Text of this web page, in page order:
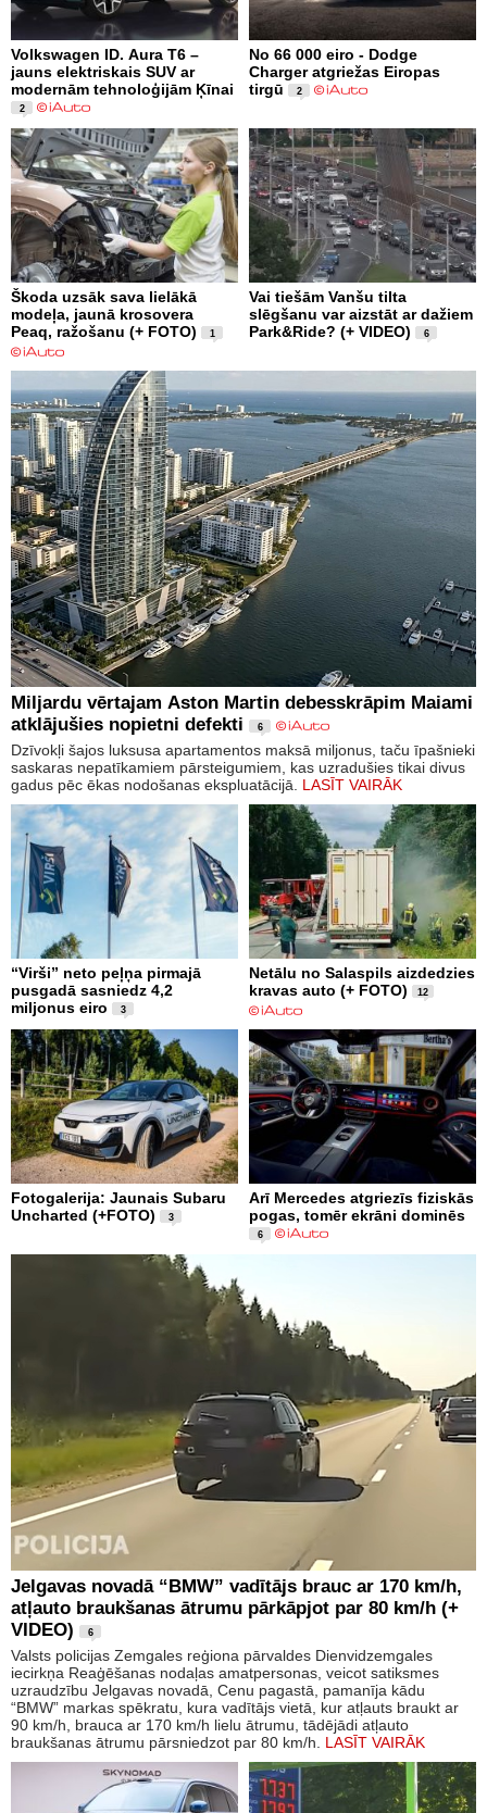
Volkswagen ID. Aura T6 –
jauns elektriskais SUV ar
modernām tehnoloģijām Ķīnai
2
No 66 000 eiro - Dodge
Charger atgriežas Eiropas
tirgū
2
Škoda uzsāk sava lielākā
modeļa, jaunā krosovera
Peaq, ražošanu (+ FOTO)
1
Vai tiešām Vanšu tilta
slēgšanu var aizstāt ar dažiem
Park&Ride? (+ VIDEO)
6
Miljardu vērtajam Aston Martin debesskrāpim Maiami
atklājušies nopietni defekti
6
Dzīvokļi šajos luksusa apartamentos maksā miljonus, taču īpašnieki
saskaras nepatīkamiem pārsteigumiem, kas uzradušies tikai divus
gadus pēc ēkas nodošanas ekspluatācijā. LASĪT VAIRĀK
“Virši” neto peļņa pirmajā
pusgadā sasniedz 4,2
miljonus eiro
3
Netālu no Salaspils aizdedzies
kravas auto (+ FOTO)
12
Fotogalerija: Jaunais Subaru
Uncharted (+FOTO)
3
Arī Mercedes atgriezīs fiziskās
pogas, tomēr ekrāni dominēs
6
Jelgavas novadā “BMW” vadītājs brauc ar 170 km/h,
atļauto braukšanas ātrumu pārkāpjot par 80 km/h (+
VIDEO)
6
Valsts policijas Zemgales reģiona pārvaldes Dienvidzemgales
iecirkņa Reaģēšanas nodaļas amatpersonas, veicot satiksmes
uzraudzību Jelgavas novadā, Cenu pagastā, pamanīja kādu
“BMW” markas spēkratu, kura vadītājs vietā, kur atļauts braukt ar
90 km/h, brauca ar 170 km/h lielu ātrumu, tādējādi atļauto
braukšanas ātrumu pārsniedzot par 80 km/h. LASĪT VAIRĀK